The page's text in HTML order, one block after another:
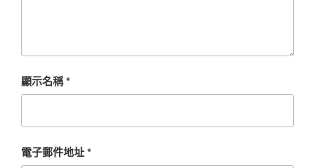
顯示名稱*
電子郵件地址*